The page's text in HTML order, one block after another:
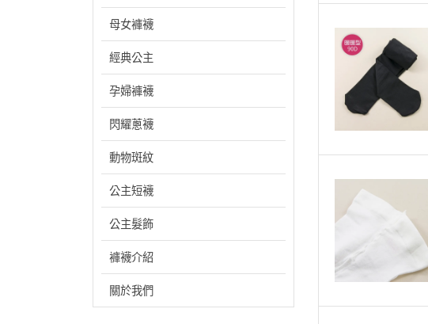
母女褲襪
經典公主
孕婦褲襪
閃耀蔥襪
動物斑紋
公主短襪
公主髮飾
褲襪介紹
關於我們